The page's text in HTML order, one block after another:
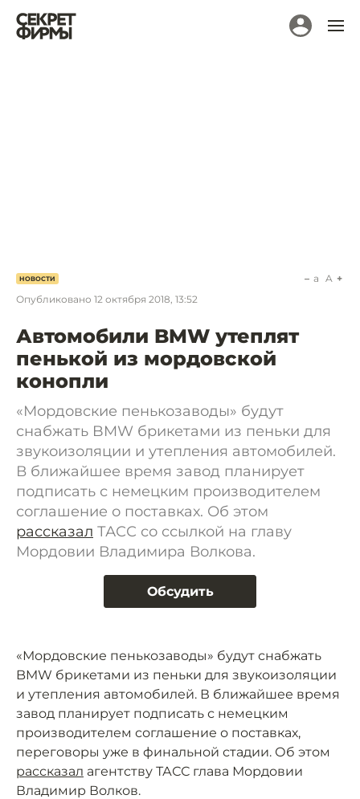
НОВОСТИ
Опубликовано 12 октября 2018, 13:52
a A
Автомобили BMW утеплят
пенькой из мордовской
конопли
«Мордовские пенькозаводы» будут
снабжать BMW брикетами из пеньки для
звукоизоляции и утепления автомобилей.
В ближайшее время завод планирует
подписать с немецким производителем
соглашение о поставках. Об этом
рассказал ТАСС со ссылкой на главу
Мордовии Владимира Волкова.
Обсудить
«Мордовские пенькозаводы» будут снабжать
BMW брикетами из пеньки для звукоизоляции
и утепления автомобилей. В ближайшее время
завод планирует подписать с немецким
производителем соглашение о поставках,
переговоры уже в финальной стадии. Об этом
рассказал агентству ТАСС глава Мордовии
Владимир Волков.